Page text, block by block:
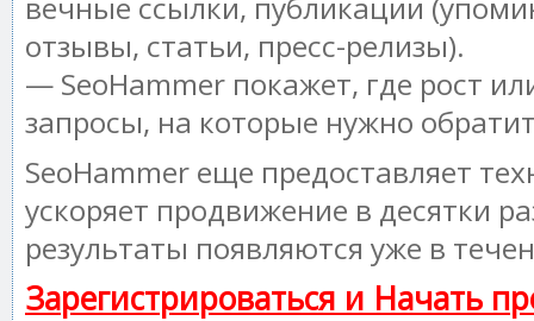
отзывы, статьи, пресс-релизы).
— SeoHammer покажет, где рост
запросы, на которые нужно
SeoHammer еще предоставляет
ускоряет продвижение в десятки
результаты появляются уже в
Зарегистрироваться и Начать